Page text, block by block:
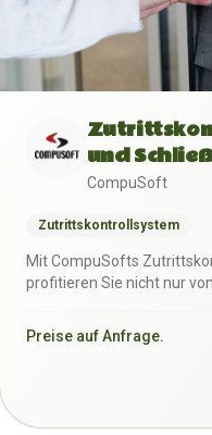
und
CompuSoft
Zutrittskontrollsystem
Mit CompuSofts
profitieren Sie nicht nur
Preise auf Anfrage.